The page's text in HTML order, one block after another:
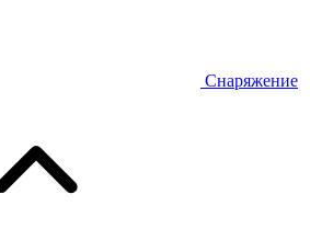
Снаряжение